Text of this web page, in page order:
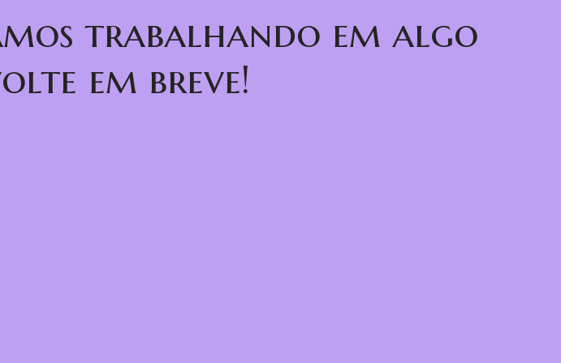
trabalhando em algo
em breve!